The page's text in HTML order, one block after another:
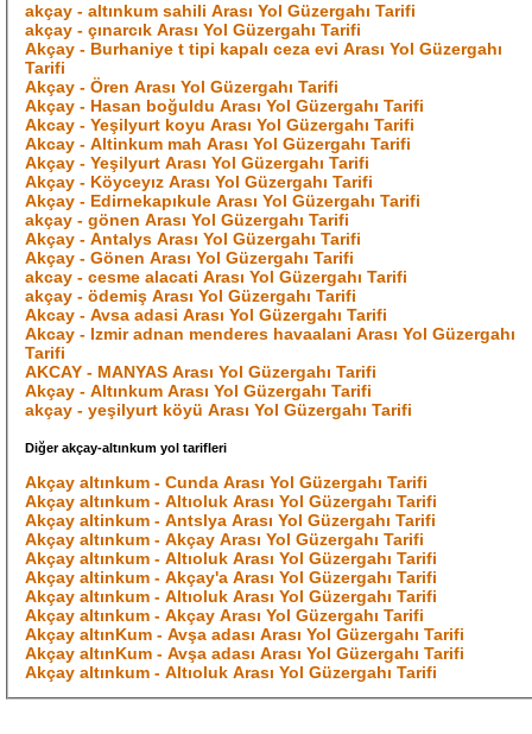
akçay - altınkum sahili Arası Yol Güzergahı Tarifi
akçay - çınarcık Arası Yol Güzergahı Tarifi
Akçay - Burhaniye t tipi kapalı ceza evi Arası Yol Güzergahı
Tarifi
Akçay - Ören Arası Yol Güzergahı Tarifi
Akçay - Hasan boğuldu Arası Yol Güzergahı Tarifi
Akcay - Yeşilyurt koyu Arası Yol Güzergahı Tarifi
Akcay - Altinkum mah Arası Yol Güzergahı Tarifi
Akçay - Yeşilyurt Arası Yol Güzergahı Tarifi
Akçay - Köyceyız Arası Yol Güzergahı Tarifi
Akçay - Edirnekapıkule Arası Yol Güzergahı Tarifi
akçay - gönen Arası Yol Güzergahı Tarifi
Akçay - Antalys Arası Yol Güzergahı Tarifi
Akçay - Gönen Arası Yol Güzergahı Tarifi
akcay - cesme alacati Arası Yol Güzergahı Tarifi
akçay - ödemiş Arası Yol Güzergahı Tarifi
Akcay - Avsa adasi Arası Yol Güzergahı Tarifi
Akcay - Izmir adnan menderes havaalani Arası Yol Güzergahı
Tarifi
AKCAY - MANYAS Arası Yol Güzergahı Tarifi
Akçay - Altınkum Arası Yol Güzergahı Tarifi
akçay - yeşilyurt köyü Arası Yol Güzergahı Tarifi
Diğer akçay-altınkum yol tarifleri
Akçay altınkum - Cunda Arası Yol Güzergahı Tarifi
Akçay altınkum - Altıoluk Arası Yol Güzergahı Tarifi
Akçay altinkum - Antslya Arası Yol Güzergahı Tarifi
Akçay altınkum - Akçay Arası Yol Güzergahı Tarifi
Akçay altınkum - Altıoluk Arası Yol Güzergahı Tarifi
Akçay altinkum - Akçay'a Arası Yol Güzergahı Tarifi
Akçay altınkum - Altıoluk Arası Yol Güzergahı Tarifi
Akçay altınkum - Akçay Arası Yol Güzergahı Tarifi
Akçay altınKum - Avşa adası Arası Yol Güzergahı Tarifi
Akçay altınKum - Avşa adası Arası Yol Güzergahı Tarifi
Akçay altınkum - Altıoluk Arası Yol Güzergahı Tarifi